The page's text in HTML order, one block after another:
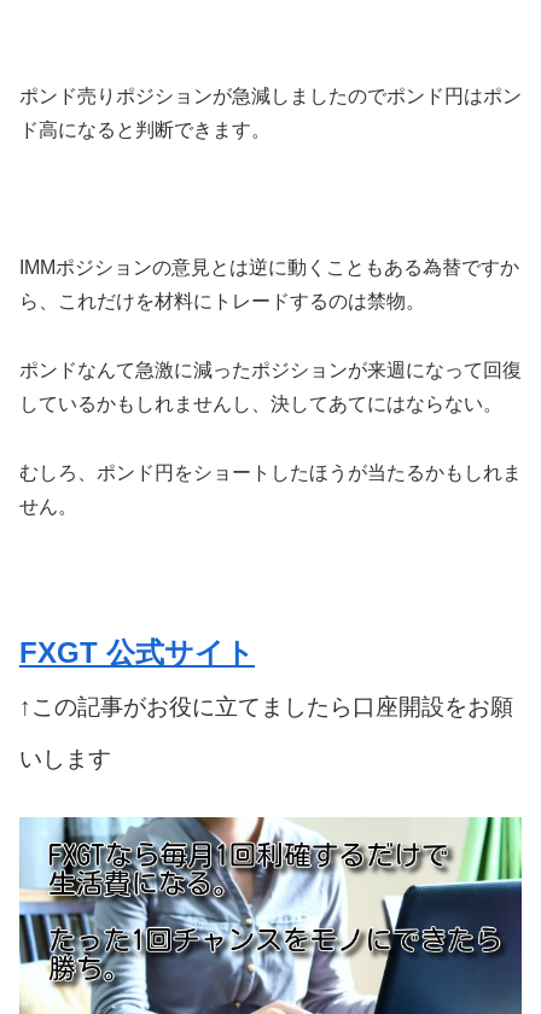
ポンド売りポジションが急減しましたのでポンド円はポン
ド高になると判断できます。
IMMポジションの意見とは逆に動くこともある為替ですか
ら、これだけを材料にトレードするのは禁物。
ポンドなんて急激に減ったポジションが来週になって回復
しているかもしれませんし、決してあてにはならない。
むしろ、ポンド円をショートしたほうが当たるかもしれま
せん。
FXGT 公式サイト
↑この記事がお役に立てましたら口座開設をお願
いします